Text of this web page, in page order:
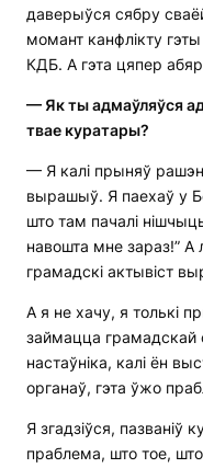
даверыўся сябру
момант канфлікту
КДБ. А гэта цяпер
— Яктыадмаўляўся
твае куратары?
— Я калі прыняў
вырашыў. Я паехаў у
што там пачалі
навошта мне зараз!” А
грамадскі актывіст
А я не хачу, я толькі
займацца грамадскай
настаўніка, калі ён
органаў, гэта ўжо
Я згадзіўся, пазваніў
праблема, што тое,